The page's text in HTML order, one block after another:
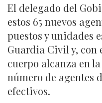
El delegado del
estos 65 nuevos
puestos y unidades
Guardia Civil y,
cuerpo alcanza en
número de agentes
efectivos.